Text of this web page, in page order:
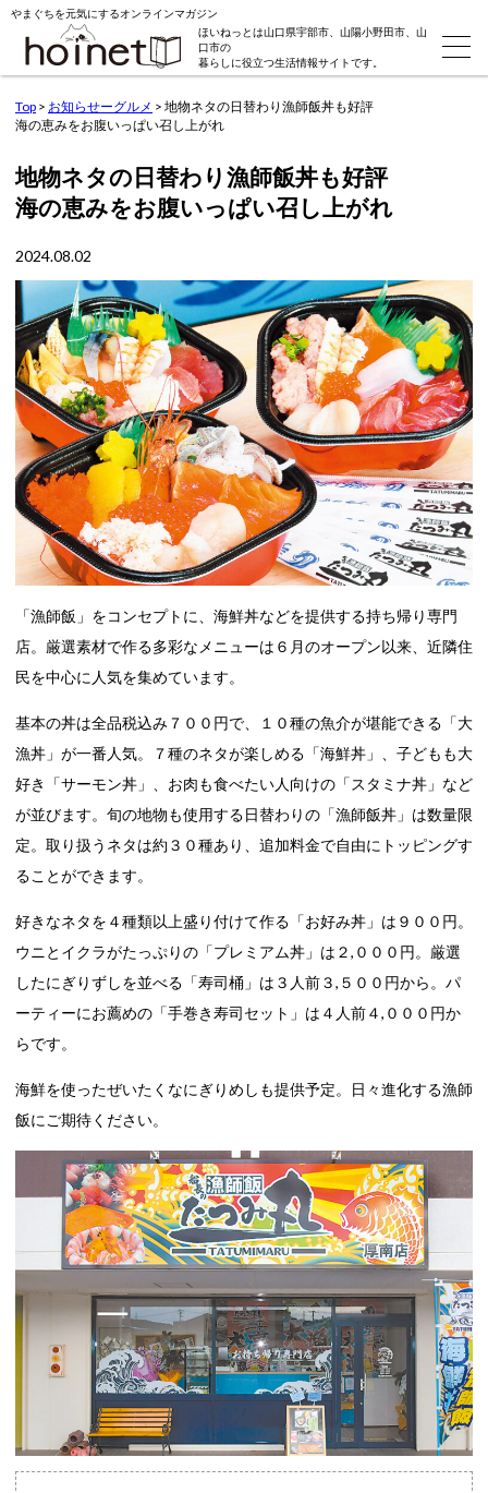
やまぐちを元気にするオンラインマガジン
ほいねっとは山口県宇部市、山陽小野田市、山
口市の
暮らしに役立つ生活情報サイトです。
Top > お知らせーグルメ > 地物ネタの日替わり漁師飯丼も好評
海の恵みをお腹いっぱい召し上がれ
地物ネタの日替わり漁師飯丼も好評
海の恵みをお腹いっぱい召し上がれ
2024.08.02
「漁師飯」をコンセプトに、海鮮丼などを提供する持ち帰り専門
店。厳選素材で作る多彩なメニューは６月のオープン以来、近隣住
民を中心に人気を集めています。
基本の丼は全品税込み７００円で、１０種の魚介が堪能できる「大
漁丼」が一番人気。７種のネタが楽しめる「海鮮丼」、子どもも大
好き「サーモン丼」、お肉も食べたい人向けの「スタミナ丼」など
が並びます。旬の地物も使用する日替わりの「漁師飯丼」は数量限
定。取り扱うネタは約３０種あり、追加料金で自由にトッピングす
ることができます。
好きなネタを４種類以上盛り付けて作る「お好み丼」は９００円。
ウニとイクラがたっぷりの「プレミアム丼」は２,０００円。厳選
したにぎりずしを並べる「寿司桶」は３人前３,５００円から。パ
ーティーにお薦めの「手巻き寿司セット」は４人前４,０００円か
らです。
海鮮を使ったぜいたくなにぎりめしも提供予定。日々進化する漁師
飯にご期待ください。